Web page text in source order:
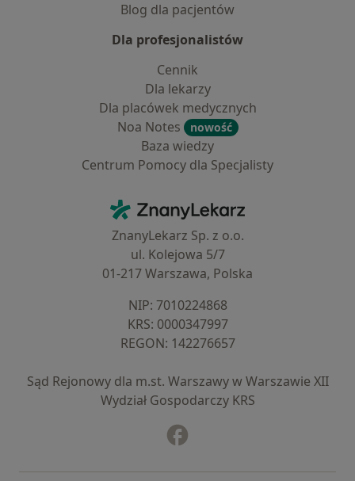
Blog dla pacjentów
Dla profesjonalistów
Cennik
Dla lekarzy
Dla placówek medycznych
Noa Notes
nowość
Baza wiedzy
Centrum Pomocy dla Specjalisty
ZnanyLekarz - Strona główna
ZnanyLekarz Sp. z o.o.
ul. Kolejowa 5/7
01-217 Warszawa, Polska
NIP: ⁠7010224868
KRS: ⁠0000347997
REGON: ⁠142276657
Sąd Rejonowy dla m.st. Warszawy w Warszawie XII
Wydział Gospodarczy KRS